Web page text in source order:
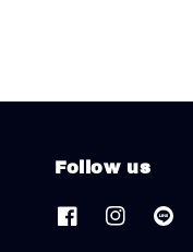
Follow us